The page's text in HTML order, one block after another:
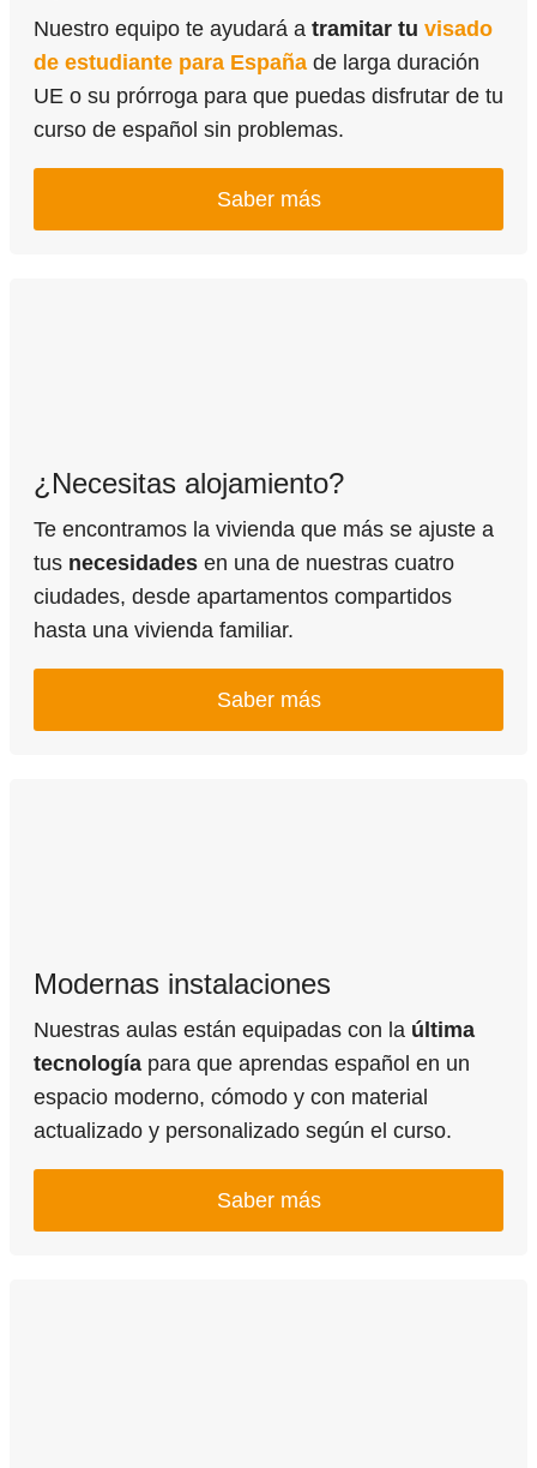
Nuestro equipo te ayudará a tramitar tu visado
de estudiante para España de larga duración
UE o su prórroga para que puedas disfrutar de tu
curso de español sin problemas.
Saber más
¿Necesitas alojamiento?
Te encontramos la vivienda que más se ajuste a
tus necesidades en una de nuestras cuatro
ciudades, desde apartamentos compartidos
hasta una vivienda familiar.
Saber más
Modernas instalaciones
Nuestras aulas están equipadas con la última
tecnología para que aprendas español en un
espacio moderno, cómodo y con material
actualizado y personalizado según el curso.
Saber más